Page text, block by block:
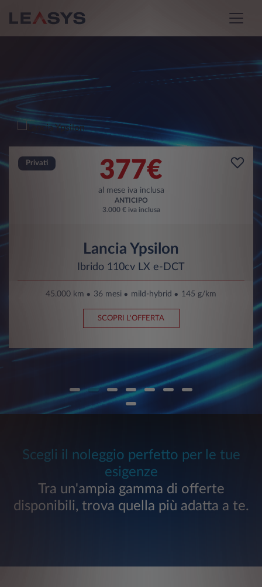
Privati 377€
al mese iva inclusa
ANTICIPO
3.000 € iva inclusa
Lancia Ypsilon
Ibrido 110cv LX e-DCT
45.000 km 36 mesi mild-hybrid 145 g/km
SCOPRI L'OFFERTA
Scegli il noleggio perfetto per le tue
esigenze
Tra un'ampia gamma di offerte
disponibili, trova quella più adatta a te.